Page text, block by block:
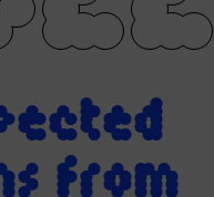
from